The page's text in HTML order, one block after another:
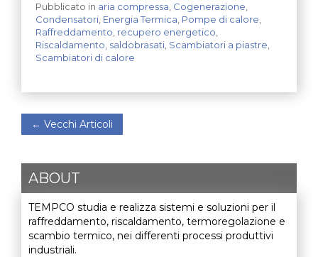
Pubblicato in aria compressa Cogenerazione
Condensatori Energia Termica Pompe di calore
Raffreddamento recupero energetico
Riscaldamento saldobrasati Scambiatori a piastre
Scambiatori di calore
← Vecchi Articoli
ABOUT
TEMPCO studia e realizza sistemi e soluzioni per il
raffreddamento, riscaldamento, termoregolazione e
scambio termico, nei differenti processi produttivi
industriali.